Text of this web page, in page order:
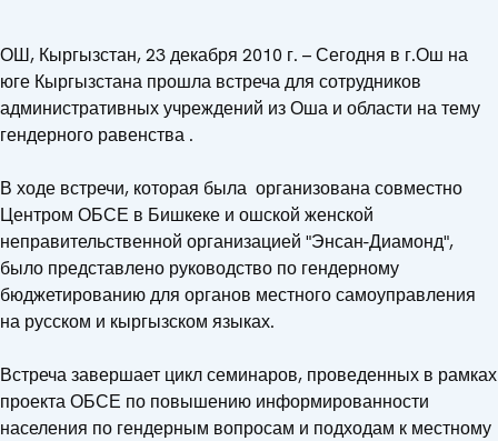
ОШ, Кыргызстан, 23 декабря 2010 г. – Сегодня в г.Ош на
юге Кыргызстана прошла встреча для сотрудников
административных учреждений из Оша и области на тему
гендерного равенства .
В ходе встречи, которая была организована совместно
Центром ОБСЕ в Бишкеке и ошской женской
неправительственной организацией "Энсан-Диамонд",
было представлено руководство по гендерному
бюджетированию для органов местного самоуправления
на русском и кыргызском языках.
Встреча завершает цикл семинаров, проведенных в рамках
проекта ОБСЕ по повышению информированности
населения по гендерным вопросам и подходам к местному